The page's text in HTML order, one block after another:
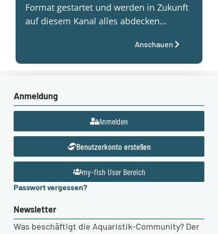
Format gestartet und werden in Zukunft
auf diesem Kanal alles abdecken…
Anschauen
Anmeldung
Anmelden
Benutzerkonto erstellen
my-fish User Bereich
Passwort vergessen?
Newsletter
Was beschäftigt die Aquaristik-Community? Der